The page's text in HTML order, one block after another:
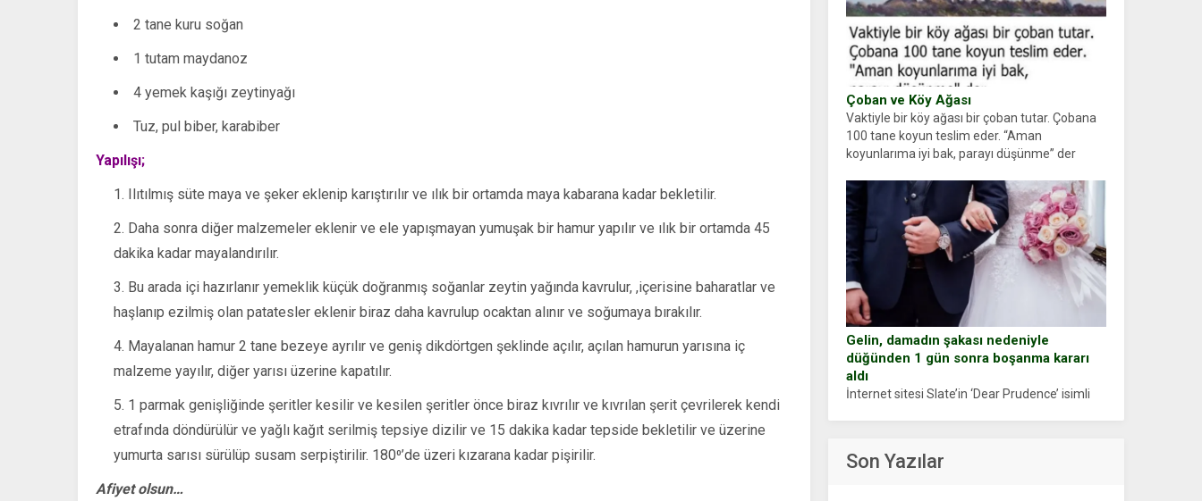
Çoban ve Köy Ağası
Vaktiyle bir köy ağası bir çoban tutar. Çobana
100 tane koyun teslim eder. “Aman
koyunlarıma iyi bak, parayı düşünme” der
Gelin, damadın şakası nedeniyle
düğünden 1 gün sonra boşanma kararı
aldı
İnternet sitesi Slate’in ‘Dear Prudence’ isimli
Son Yazılar
2 tane kuru soğan
1 tutam maydanoz
4 yemek kaşığı zeytinyağı
Tuz, pul biber, karabiber
Yapılışı;
Ilıtılmış süte maya ve şeker eklenip karıştırılır ve ılık bir ortamda maya kabarana kadar bekletilir.
Daha sonra diğer malzemeler eklenir ve ele yapışmayan yumuşak bir hamur yapılır ve ılık bir ortamda 45
dakika kadar mayalandırılır.
Bu arada içi hazırlanır yemeklik küçük doğranmış soğanlar zeytin yağında kavrulur, ,içerisine baharatlar ve
haşlanıp ezilmiş olan patatesler eklenir biraz daha kavrulup ocaktan alınır ve soğumaya bırakılır.
Mayalanan hamur 2 tane bezeye ayrılır ve geniş dikdörtgen şeklinde açılır, açılan hamurun yarısına iç
malzeme yayılır, diğer yarısı üzerine kapatılır.
1 parmak genişliğinde şeritler kesilir ve kesilen şeritler önce biraz kıvrılır ve kıvrılan şerit çevrilerek kendi
etrafında döndürülür ve yağlı kağıt serilmiş tepsiye dizilir ve 15 dakika kadar tepside bekletilir ve üzerine
yumurta sarısı sürülüp susam serpiştirilir. 180⁰’de üzeri kızarana kadar pişirilir.
Afiyet olsun…